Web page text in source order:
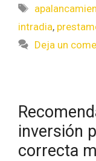
intradia,
Deja un
inversión
correcta